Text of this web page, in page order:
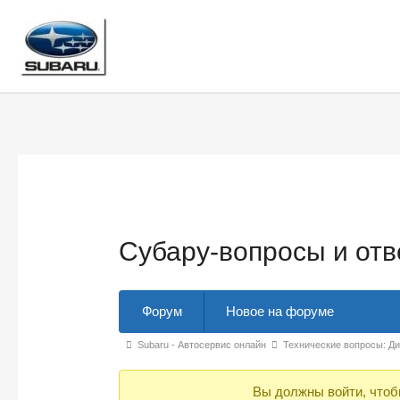
содержимому
Субару-вопросы и
Форума
Форум Новое на форуме
Форум
Subaru - Автосервис онлайн Технические вопросы:
Вы должны войти,